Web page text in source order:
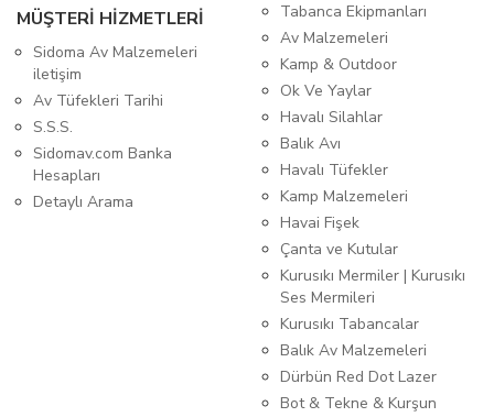
MÜŞTERİ HİZMETLERİ
Sidoma Av Malzemeleri
iletişim
Av Tüfekleri Tarihi
S.S.S.
Sidomav.com Banka
Hesapları
Detaylı Arama
Tabanca Ekipmanları
Av Malzemeleri
Kamp & Outdoor
Ok Ve Yaylar
Havalı Silahlar
Balık Avı
Havalı Tüfekler
Kamp Malzemeleri
Havai Fişek
Çanta ve Kutular
Kurusıkı Mermiler | Kurusıkı
Ses Mermileri
Kurusıkı Tabancalar
Balık Av Malzemeleri
Dürbün Red Dot Lazer
Bot & Tekne & Kurşun